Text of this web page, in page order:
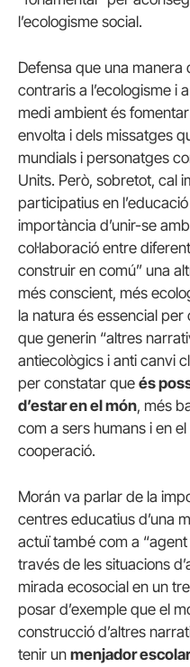
l’ecologisme social.
Defensa que una
contraris a l’ecologisme i
medi ambient és
envolta i dels missatges
mundials i personatges
Units. Però, sobretot, cal
participatius en
importància d’unir-se
col·laboració entre
construir en comú” una
més conscient, més
la natura és essencial per
que generin “altres
antiecològics i anti canvi
per constatar que és
d’estar en el món, més
com a sers humans i en
cooperació.
Morán va parlar de la
centres educatius d’una
actuï també com a
través de les situacions
mirada ecosocial en un
posar d’exemple que el
construcció d’altres
tenir un menjador